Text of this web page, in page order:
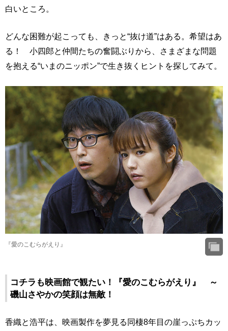
白いところ。
どんな困難が起こっても、きっと“抜け道”はある。希望はあ
る！ 小四郎と仲間たちの奮闘ぶりから、さまざまな問題
を抱える“いまのニッポン”で生き抜くヒントを探してみて。
『愛のこむらがえり』
コチラも映画館で観たい！『愛のこむらがえり』 ～
磯山さやかの笑顔は無敵！
香織と浩平は、映画製作を夢見る同棲8年目の崖っぷちカッ